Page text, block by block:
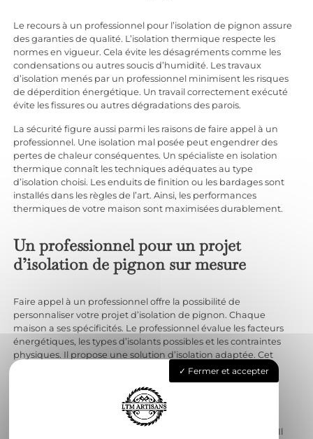
Le recours à un professionnel pour l’isolation de pignon assure
des garanties de qualité. L’isolation thermique respecte les
normes en vigueur. Cela évite les désagréments comme les
condensations ou autres soucis d’humidité. Les travaux
d’isolation menés par un professionnel minimisent les risques
de déperdition énergétique. Un travail correctement exécuté
évite les fissures ou autres dégradations des parois.
La sécurité figure aussi parmi les raisons de faire appel à un
professionnel. Une isolation mal posée peut engendrer des
pertes de chaleur conséquentes. Un spécialiste en isolation
thermique connaît les techniques adéquates au type
d’isolation choisi. Les enduits de finition ou les bardages sont
installés dans les règles de l’art. Ainsi, les performances
thermiques de votre maison sont maximisées durablement.
Un professionnel pour un projet
d’isolation de pignon sur mesure
Faire appel à un professionnel offre la possibilité de
personnaliser votre projet d’isolation de pignon. Chaque
maison a ses spécificités. Le professionnel évalue les facteurs
énergétiques, les types d’isolants possibles et les contraintes
physiques. Il propose une solution d’isolation adaptée. Cet
expert conçoit une isolation sur mesure, en accord avec vos
attentes et votre budget pour faire des économies
considérables sur le long terme.
Un professionnel envisage aussi les meilleures techniques
d’isolation par l’extérieur ou l’intérieur selon votre situation. Il
Fermer et accepter